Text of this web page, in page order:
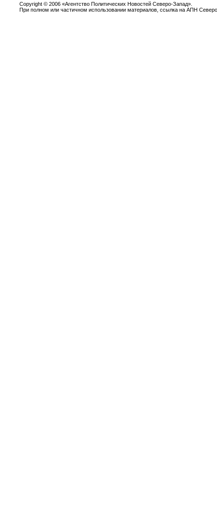
Copyright © 2006 «Агентство Политических Новостей Северо-Запад».
При полном или частичном использовании материалов, ссылка на АПН